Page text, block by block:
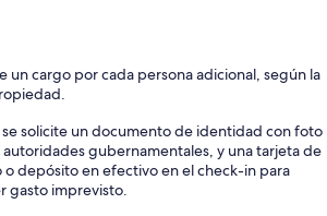
un cargo por cada persona adicional, según la
se solicite un documento de identidad con foto
gubernamentales, y una tarjeta de
depósito en efectivo en el check-in para
gasto imprevisto.